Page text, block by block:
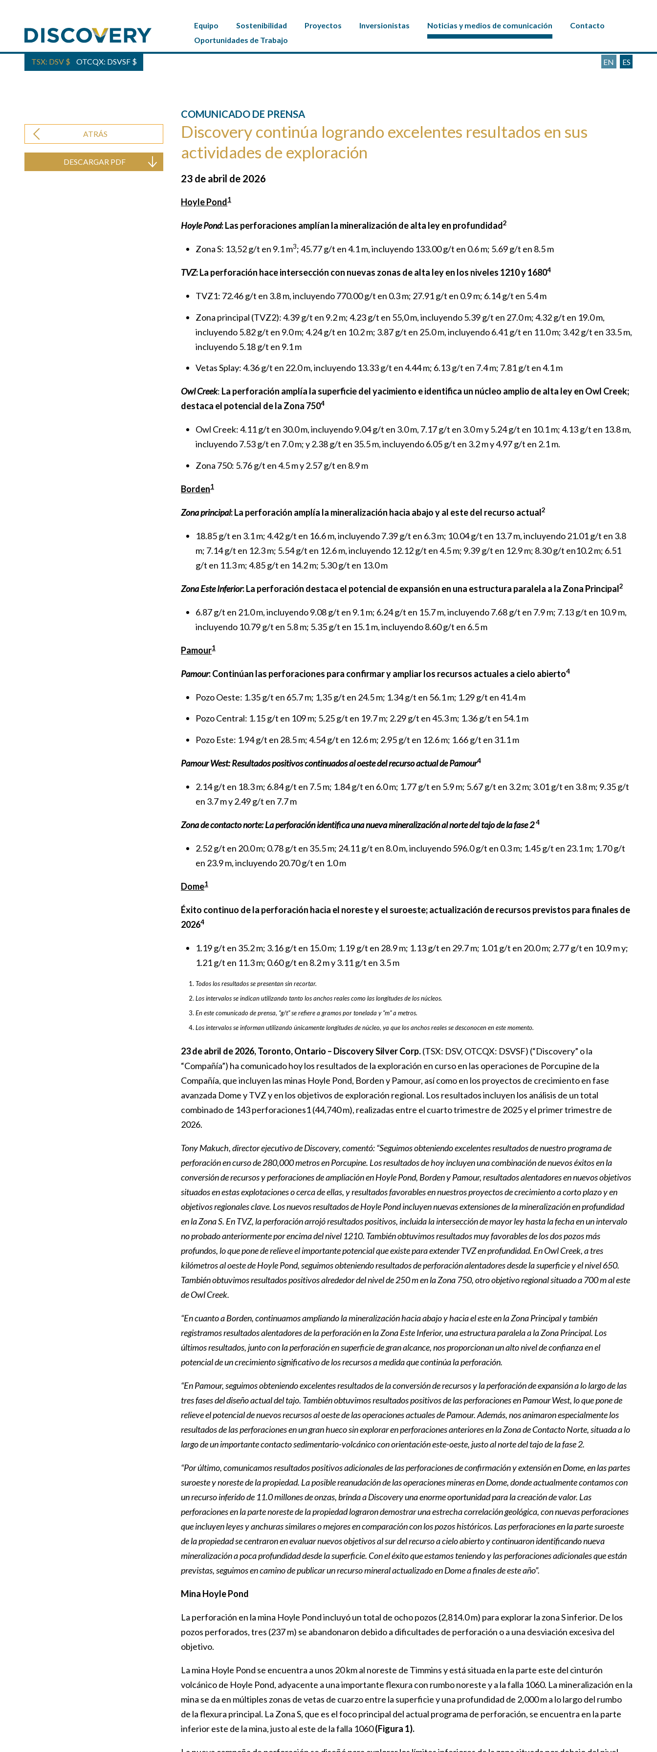
Equipo Sostenibilidad Proyectos Inversionistas Noticias y medios de comunicación
Contacto
Oportunidades de Trabajo
TSX: DSV $ OTCQX: DSVSF $ EN ES
COMUNICADO DE PRENSA
Discovery continúa logrando excelentes resultados en sus
actividades de exploración
23 de abril de 2026
Hoyle Pond1
Hoyle Pond: Las perforaciones amplían la mineralización de alta ley en profundidad2
Zona S: 13,52 g/t en 9.1 m3; 45.77 g/t en 4.1 m, incluyendo 133.00 g/t en 0.6 m; 5.69 g/t en 8.5 m
TVZ: La perforación hace intersección con nuevas zonas de alta ley en los niveles 1210 y 16804
TVZ1: 72.46 g/t en 3.8 m, incluyendo 770.00 g/t en 0.3 m; 27.91 g/t en 0.9 m; 6.14 g/t en 5.4 m
Zona principal (TVZ2): 4.39 g/t en 9.2 m; 4.23 g/t en 55,0 m, incluyendo 5.39 g/t en 27.0 m; 4.32 g/t en 19.0 m,
incluyendo 5.82 g/t en 9.0 m; 4.24 g/t en 10.2 m; 3.87 g/t en 25.0 m, incluyendo 6.41 g/t en 11.0 m; 3.42 g/t en 33.5 m,
incluyendo 5.18 g/t en 9.1 m
Vetas Splay: 4.36 g/t en 22.0 m, incluyendo 13.33 g/t en 4.44 m; 6.13 g/t en 7.4 m; 7.81 g/t en 4.1 m
Owl Creek: La perforación amplía la superficie del yacimiento e identifica un núcleo amplio de alta ley en Owl Creek;
destaca el potencial de la Zona 7504
Owl Creek: 4.11 g/t en 30.0 m, incluyendo 9.04 g/t en 3.0 m, 7.17 g/t en 3.0 m y 5.24 g/t en 10.1 m; 4.13 g/t en 13.8 m,
incluyendo 7.53 g/t en 7.0 m; y 2.38 g/t en 35.5 m, incluyendo 6.05 g/t en 3.2 m y 4.97 g/t en 2.1 m.
Zona 750: 5.76 g/t en 4.5 m y 2.57 g/t en 8.9 m
Borden1
Zona principal: La perforación amplía la mineralización hacia abajo y al este del recurso actual2
18.85 g/t en 3.1 m; 4.42 g/t en 16.6 m, incluyendo 7.39 g/t en 6.3 m; 10.04 g/t en 13.7 m, incluyendo 21.01 g/t en 3.8
m; 7.14 g/t en 12.3 m; 5.54 g/t en 12.6 m, incluyendo 12.12 g/t en 4.5 m; 9.39 g/t en 12.9 m; 8.30 g/t en10.2 m; 6.51
g/t en 11.3 m; 4.85 g/t en 14.2 m; 5.30 g/t en 13.0 m
Zona Este Inferior: La perforación destaca el potencial de expansión en una estructura paralela a la Zona Principal2
6.87 g/t en 21.0 m, incluyendo 9.08 g/t en 9.1 m; 6.24 g/t en 15.7 m, incluyendo 7.68 g/t en 7.9 m; 7.13 g/t en 10.9 m,
incluyendo 10.79 g/t en 5.8 m; 5.35 g/t en 15.1 m, incluyendo 8.60 g/t en 6.5 m
Pamour1
Pamour: Continúan las perforaciones para confirmar y ampliar los recursos actuales a cielo abierto4
Pozo Oeste: 1.35 g/t en 65.7 m; 1,35 g/t en 24.5 m; 1.34 g/t en 56.1 m; 1.29 g/t en 41.4 m
Pozo Central: 1.15 g/t en 109 m; 5.25 g/t en 19.7 m; 2.29 g/t en 45.3 m; 1.36 g/t en 54.1 m
Pozo Este: 1.94 g/t en 28.5 m; 4.54 g/t en 12.6 m; 2.95 g/t en 12.6 m; 1.66 g/t en 31.1 m
Pamour West: Resultados positivos continuados al oeste del recurso actual de Pamour4
2.14 g/t en 18.3 m; 6.84 g/t en 7.5 m; 1.84 g/t en 6.0 m; 1.77 g/t en 5.9 m; 5.67 g/t en 3.2 m; 3.01 g/t en 3.8 m; 9.35 g/t
en 3.7 m y 2.49 g/t en 7.7 m
Zona de contacto norte: La perforación identifica una nueva mineralización al norte del tajo de la fase 24
2.52 g/t en 20.0 m; 0.78 g/t en 35.5 m; 24.11 g/t en 8.0 m, incluyendo 596.0 g/t en 0.3 m; 1.45 g/t en 23.1 m; 1.70 g/t
en 23.9 m, incluyendo 20.70 g/t en 1.0 m
Dome1
Éxito continuo de la perforación hacia el noreste y el suroeste; actualización de recursos previstos para finales de
20264
1.19 g/t en 35.2 m; 3.16 g/t en 15.0 m; 1.19 g/t en 28.9 m; 1.13 g/t en 29.7 m; 1.01 g/t en 20.0 m; 2.77 g/t en 10.9 m y;
1.21 g/t en 11.3 m; 0.60 g/t en 8.2 m y 3.11 g/t en 3.5 m
Todos los resultados se presentan sin recortar.
Los intervalos se indican utilizando tanto los anchos reales como las longitudes de los núcleos.
En este comunicado de prensa, “g/t” se refiere a gramos por tonelada y “m” a metros.
Los intervalos se informan utilizando únicamente longitudes de núcleo, ya que los anchos reales se desconocen en este momento.
23 de abril de 2026,Toronto, Ontario – Discovery Silver Corp.(TSX: DSV, OTCQX: DSVSF) (“Discovery” o la
“Compañía”) ha comunicado hoy los resultados de la exploración en curso en las operaciones de Porcupine de la
Compañía, que incluyen las minas Hoyle Pond, Borden y Pamour, así como en los proyectos de crecimiento en fase
avanzada Dome y TVZ y en los objetivos de exploración regional. Los resultados incluyen los análisis de un total
combinado de 143 perforaciones1 (44,740 m), realizadas entre el cuarto trimestre de 2025 y el primer trimestre de
2026.
Tony Makuch, director ejecutivo de Discovery, comentó: “Seguimos obteniendo excelentes resultados de nuestro programa de
perforación en curso de 280,000 metros en Porcupine. Los resultados de hoy incluyen una combinación de nuevos éxitos en la
conversión de recursos y perforaciones de ampliación en Hoyle Pond, Borden y Pamour, resultados alentadores en nuevos objetivos
situados en estas explotaciones o cerca de ellas, y resultados favorables en nuestros proyectos de crecimiento a corto plazo y en
objetivos regionales clave. Los nuevos resultados de Hoyle Pond incluyen nuevas extensiones de la mineralización en profundidad
en la Zona S. En TVZ, la perforación arrojó resultados positivos, incluida la intersección de mayor ley hasta la fecha en un intervalo
no probado anteriormente por encima del nivel 1210. También obtuvimos resultados muy favorables de los dos pozos más
profundos, lo que pone de relieve el importante potencial que existe para extender TVZ en profundidad. En Owl Creek, a tres
kilómetros al oeste de Hoyle Pond, seguimos obteniendo resultados de perforación alentadores desde la superficie y el nivel 650.
También obtuvimos resultados positivos alrededor del nivel de 250 m en la Zona 750, otro objetivo regional situado a 700 m al este
de Owl Creek.
“En cuanto a Borden, continuamos ampliando la mineralización hacia abajo y hacia el este en la Zona Principal y también
registramos resultados alentadores de la perforación en la Zona Este Inferior, una estructura paralela a la Zona Principal. Los
últimos resultados, junto con la perforación en superficie de gran alcance, nos proporcionan un alto nivel de confianza en el
potencial de un crecimiento significativo de los recursos a medida que continúa la perforación.
“En Pamour, seguimos obteniendo excelentes resultados de la conversión de recursos y la perforación de expansión a lo largo de las
tres fases del diseño actual del tajo. También obtuvimos resultados positivos de las perforaciones en Pamour West, lo que pone de
relieve el potencial de nuevos recursos al oeste de las operaciones actuales de Pamour. Además, nos animaron especialmente los
resultados de las perforaciones en un gran hueco sin explorar en perforaciones anteriores en la Zona de Contacto Norte, situada a lo
largo de un importante contacto sedimentario-volcánico con orientación este-oeste, justo al norte del tajo de la fase 2.
“Por último, comunicamos resultados positivos adicionales de las perforaciones de confirmación y extensión en Dome, en las partes
suroeste y noreste de la propiedad. La posible reanudación de las operaciones mineras en Dome, donde actualmente contamos con
un recurso inferido de 11.0 millones de onzas, brinda a Discovery una enorme oportunidad para la creación de valor. Las
perforaciones en la parte noreste de la propiedad lograron demostrar una estrecha correlación geológica, con nuevas perforaciones
que incluyen leyes y anchuras similares o mejores en comparación con los pozos históricos. Las perforaciones en la parte suroeste
de la propiedad se centraron en evaluar nuevos objetivos al sur del recurso a cielo abierto y continuaron identificando nueva
mineralización a poca profundidad desde la superficie. Con el éxito que estamos teniendo y las perforaciones adicionales que están
previstas, seguimos en camino de publicar un recurso mineral actualizado en Dome a finales de este año”.
Mina Hoyle Pond
La perforación en la mina Hoyle Pond incluyó un total de ocho pozos (2,814.0 m) para explorar la zona S inferior. De los
pozos perforados, tres (237 m) se abandonaron debido a dificultades de perforación o a una desviación excesiva del
objetivo.
La mina Hoyle Pond se encuentra a unos 20 km al noreste de Timmins y está situada en la parte este del cinturón
volcánico de Hoyle Pond, adyacente a una importante flexura con rumbo noreste y a la falla 1060. La mineralización en la
mina se da en múltiples zonas de vetas de cuarzo entre la superficie y una profundidad de 2,000 m a lo largo del rumbo
de la flexura principal. La Zona S, que es el foco principal del actual programa de perforación, se encuentra en la parte
inferior este de la mina, justo al este de la falla 1060(Figura 1).
ATRÁS
DESCARGAR PDF